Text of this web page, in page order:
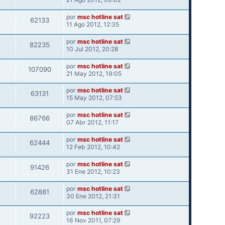
62133 por msc hotline sat
11 Ago 2012, 12:35
82235 por msc hotline sat
10 Jul 2012, 20:28
107090 por msc hotline sat
21 May 2012, 19:05
63131 por msc hotline sat
15 May 2012, 07:53
86766 por msc hotline sat
07 Abr 2012, 11:17
62444 por msc hotline sat
12 Feb 2012, 10:42
91426 por msc hotline sat
31 Ene 2012, 10:23
62881 por msc hotline sat
30 Ene 2012, 21:31
92223 por msc hotline sat
16 Nov 2011, 07:29